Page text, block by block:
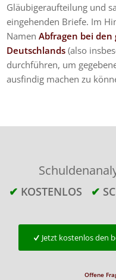
Gläubigeraufteilung und
eingehenden Briefe. Im
NamenAbfragen bei den
Deutschlands (also
durchführen, um
ausfindig machen zu
✔ KOSTENLOS ✔
Jetzt kostenlos den
Offene